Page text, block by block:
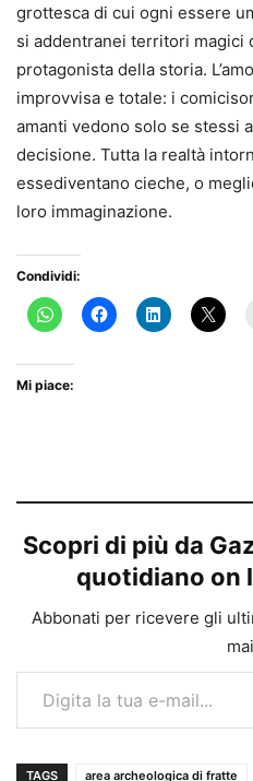
grottesca di cui ogni essere
si addentranei territori magici
protagonista della storia.
improvvisa e totale: i
amanti vedono solo se stessi
decisione. Tutta la realtà
essediventano cieche, o
loro immaginazione.
Condividi:
Mi piace:
Scopri di più da
quotidiano on
Abbonati per ricevere gli
Digita la tua e-mail...
TAGS area archeologica di fratte